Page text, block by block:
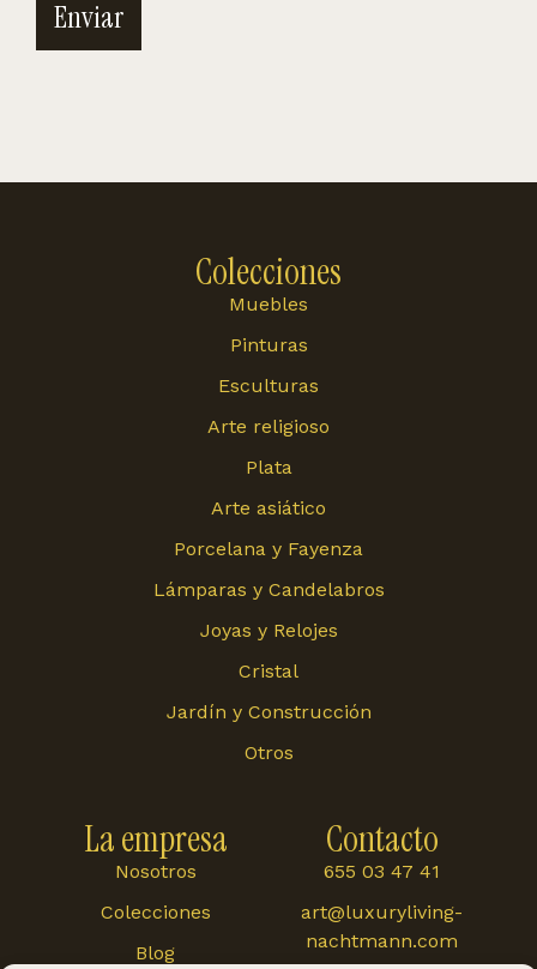
Enviar
La empresa
Nosotros
Colecciones
Blog
Contacto
655 03 47 41
art@luxuryliving-
nachtmann.com
Colecciones
Muebles
Pinturas
Esculturas
Arte religioso
Plata
Arte asiático
Porcelana y Fayenza
Lámparas y Candelabros
Joyas y Relojes
Cristal
Jardín y Construcción
Otros